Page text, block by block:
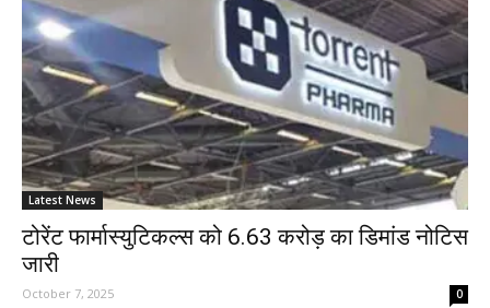
Latest News
टोरेंट फार्मास्युटिकल्स को 6.63 करोड़ का डिमांड नोटिस
जारी
October 7, 2025 0